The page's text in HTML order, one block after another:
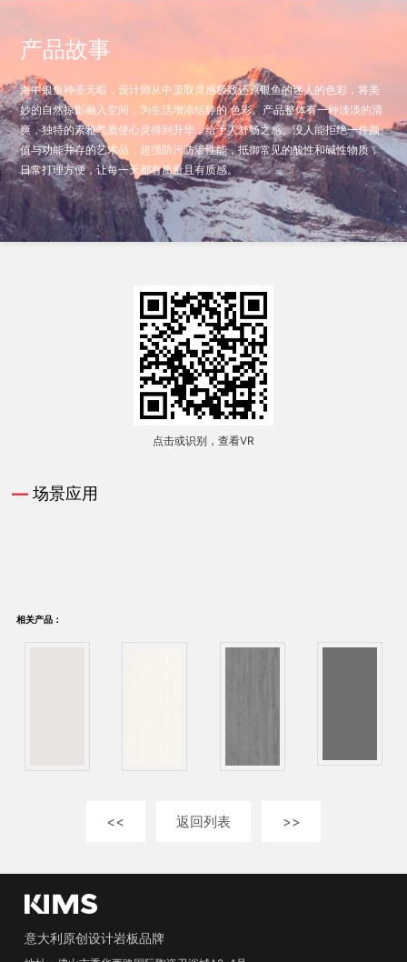
产品故事
海中银鱼神圣无暇，设计师从中汲取灵感极致还原银鱼的迷人的色彩，将美
妙的自然掠影融入空间，为生活增添恬静的 色彩。产品整体有一种淡淡的清
爽，独特的素雅气质使心灵得到升华，给予人舒畅之感。没人能拒绝一件颜
值与功能并存的艺术品，超强防污防渗性能，抵御常见的酸性和碱性物质，
日常打理方便，让每一天都有质量且有质感。
点击或识别，查看VR
— 场景应用
相关产品：
<< 返回列表 >>
意大利原创设计岩板品牌